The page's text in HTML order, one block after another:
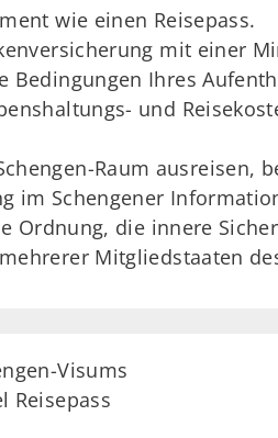
wie einen Reisepass.
mit einer
Bedingungen Ihres
und
Raum ausreisen,
im Schengener
Ordnung, die innere
Mitgliedstaaten
Visums
Reisepass